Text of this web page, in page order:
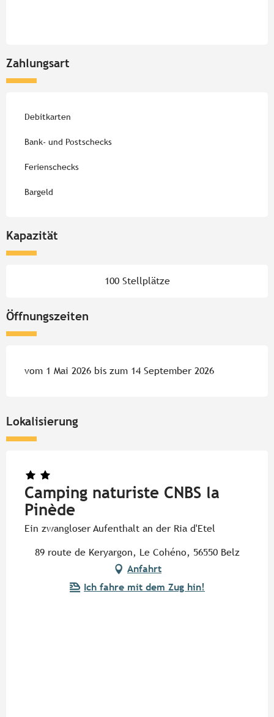
Zahlungsart
Debitkarten
Bank- und Postschecks
Ferienschecks
Bargeld
Kapazität
100 Stellplätze
Öffnungszeiten
vom 1 Mai 2026 bis zum 14 September 2026
Lokalisierung
Camping naturiste CNBS la
Pinède
Ein zwangloser Aufenthalt an der Ria d'Etel
89 route de Keryargon, Le Cohéno, 56550 Belz
Anfahrt
Ich fahre mit dem Zug hin!